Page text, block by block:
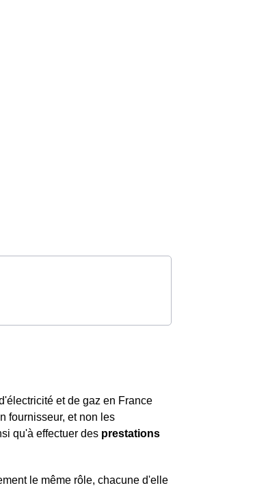
et de gaz en France
fournisseur, et non les
qu'à effectuer des prestations
le même rôle, chacune d'elle